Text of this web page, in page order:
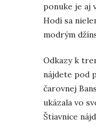
ponuke je aj
Hodí sa
modrým
Odkazy k
nájdete pod
čarovnej
ukázala vo
Štiavnice